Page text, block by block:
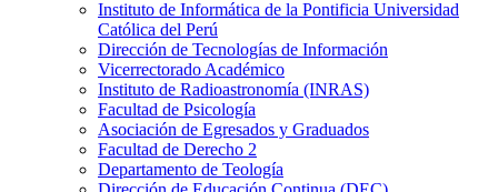
Instituto de Informática de la Pontificia Universidad
Católica del Perú
Dirección de Tecnologías de Información
Vicerrectorado Académico
Instituto de Radioastronomía (INRAS)
Facultad de Psicología
Asociación de Egresados y Graduados
Facultad de Derecho 2
Departamento de Teología